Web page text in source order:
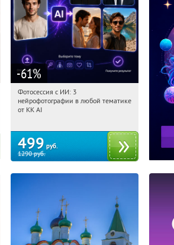
-61%
04:26:50
Россия
Фотосессия с ИИ: 3
нейрофотографии в любой тематике
от KK AI
499 руб.
1290руб.